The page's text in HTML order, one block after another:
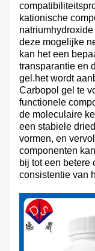
kationische
deze mogelijke
kan het een
transparantie en
gel.het wordt
Carbopol gel te
functionele
de moleculaire
een stabiele
vormen, en
componenten
bij tot een betere
consistentie van